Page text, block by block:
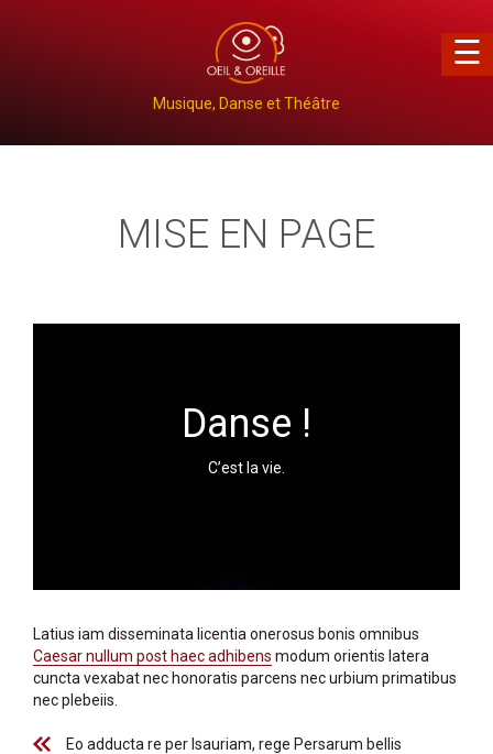
Musique, Danse et Théâtre
☰
×
MISE EN PAGE
Danse !
C’est la vie.
Latius iam disseminata licentia onerosus bonis omnibus
Caesar nullum post haec adhibens modum orientis latera
cuncta vexabat nec honoratis parcens nec urbium primatibus
nec plebeiis.
Eo adducta re per Isauriam, rege Persarum bellis